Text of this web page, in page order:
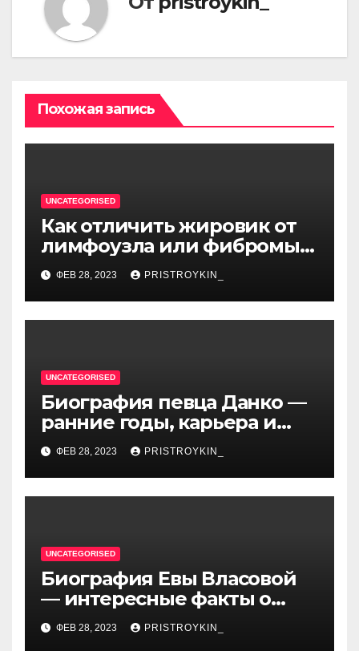
Похожая запись
UNCATEGORISED
Как отличить жировик от
лимфоузла или фибромы
мягких тканей или
гемангиомы
ФЕВ 28, 2023 PRISTROYKIN_
UNCATEGORISED
Биография певца Данко —
ранние годы, карьера и
личная жизнь — все, что вы
хотели знать о
талантливом артисте
ФЕВ 28, 2023 PRISTROYKIN_
UNCATEGORISED
Биография Евы Власовой
— интересные факты о
личной жизни популярной
исполнительницы
ФЕВ 28, 2023 PRISTROYKIN_